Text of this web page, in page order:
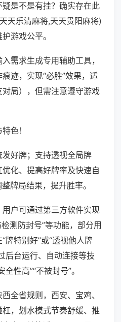
是不是有挂？确实存在此
天乐清麻将,天天贵阳麻将)
游戏公平。
需求生成专用辅助工具，
迹，实现“必胜”效果，适
局），但需注意遵守游戏
色！
好牌；支持透视全局牌
化、提高好牌率及快速自
牌局结果，提升胜率。
户可通过第三方软件实现
检测防封号”等功能，部分用
牌特别好”或“透视他人牌
后台运行、自动连接等技
性高”“不被封号”。
全省规则，西安、宝鸡、
，划水模式节奏舒缓、推